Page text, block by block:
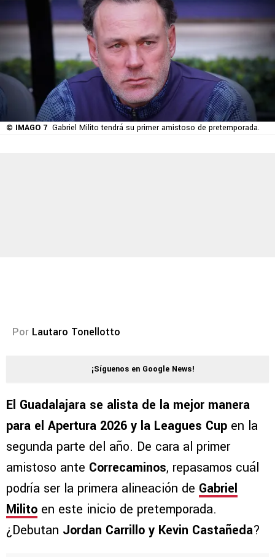
© IMAGO 7 Gabriel Milito tendrá su primer amistoso de pretemporada.
Por Lautaro Tonellotto
¡Síguenos en Google News!
El Guadalajara se alista de la mejor manera
para el Apertura 2026 y la Leagues Cup en la
segunda parte del año. De cara al primer
amistoso ante Correcaminos, repasamos cuál
podría ser la primera alineación de Gabriel
Milito en este inicio de pretemporada.
¿Debutan Jordan Carrillo y Kevin Castañeda?